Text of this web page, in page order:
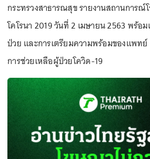
กระทรวงสาธารณสุข รายงานสถานการณ์
โคโรนา 2019 วันที่ 2 เมษายน 2563 พร้อ
ป่วย และการเตรียมความพร้อมของแพท
การช่วยเหลือผู้ป่วยโควิด-19